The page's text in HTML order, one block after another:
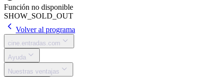
Función no disponible
SHOW_SOLD_OUT
Volver al programa
cine.entradas.com
Ayuda
Nuestras ventajas